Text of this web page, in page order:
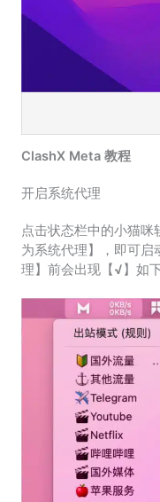
ClashX Meta 教程
开启系统代理
点击状态栏中的小猫
为系统代理】，即可启
理】前会出现【√】如